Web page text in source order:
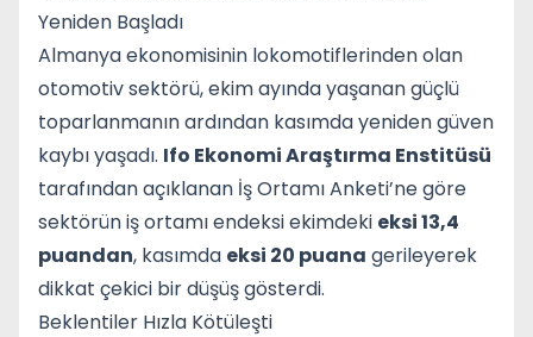
Yeniden Başladı
Almanya ekonomisinin lokomotiflerinden olan
otomotiv sektörü, ekim ayında yaşanan güçlü
toparlanmanın ardından kasımda yeniden güven
kaybı yaşadı. Ifo Ekonomi Araştırma Enstitüsü
tarafından açıklanan İş Ortamı Anketi’ne göre
sektörün iş ortamı endeksi ekimdeki eksi 13,4
puandan, kasımda eksi 20 puana gerileyerek
dikkat çekici bir düşüş gösterdi.
Beklentiler Hızla Kötüleşti